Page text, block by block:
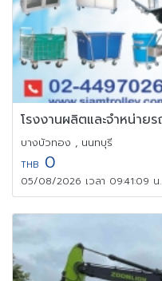
บางบัวทอง , นนทบุรี
THB 0
05/08/2026 เวลา 09:41:09 น.